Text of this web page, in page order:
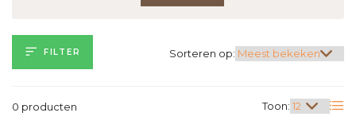
FILTER
0 producten Toon:
Sorteren op: